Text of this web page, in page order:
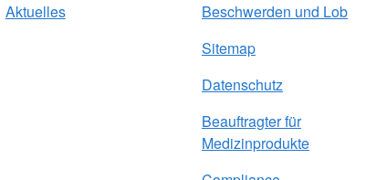
Aktuelles
Beschwerden und Lob
Sitemap
Datenschutz
Beauftragter für
Medizinprodukte